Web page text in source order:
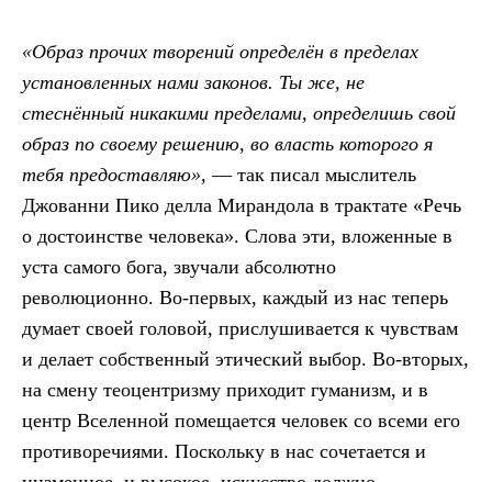
«Образ прочих творений определён в пределах
установленных нами законов. Ты же, не
стеснённый никакими пределами, определишь свой
образ по своему решению, во власть которого я
тебя предоставляю», — так писал мыслитель
Джованни Пико делла Мирандола в трактате «Речь
о достоинстве человека». Слова эти, вложенные в
уста самого бога, звучали абсолютно
революционно. Во-первых, каждый из нас теперь
думает своей головой, прислушивается к чувствам
и делает собственный этический выбор. Во-вторых,
на смену теоцентризму приходит гуманизм, и в
центр Вселенной помещается человек со всеми его
противоречиями. Поскольку в нас сочетается и